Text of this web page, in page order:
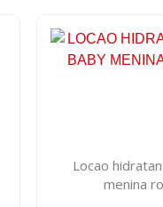
Locao
menina